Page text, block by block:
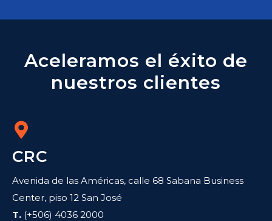
Aceleramos el éxito de
nuestros clientes
CRC
Avenida de las Américas, calle 68 Sabana Business
Center, piso 12 San José
T. (+506) 4036 2000